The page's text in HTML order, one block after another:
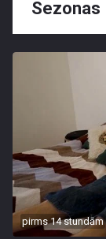
Sezonas
pirms 14 stundām